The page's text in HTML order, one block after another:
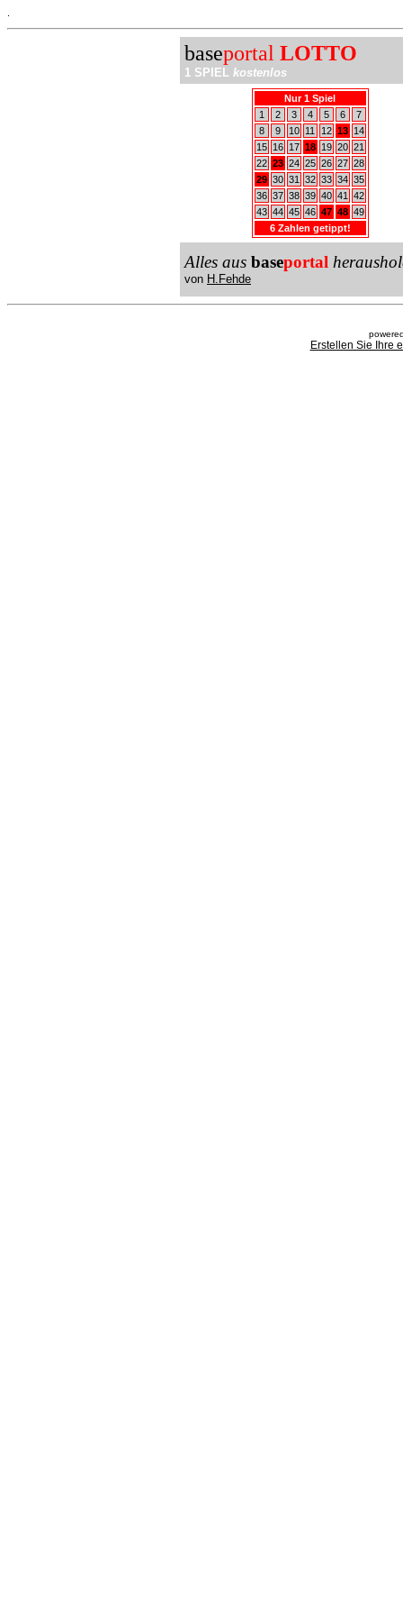
baseportal LOTTO
1 SPIEL kostenlos
Nur 1 Spiel
1
2 3 4 5 6
7
8
9 10 11 12 13
14
15
16 17 18 19 20 21
22 23 24 25 26 27 28
29 30 31 32 33 34 35
36 37 38 39 40 41
42
43 44 45 46 47 48 49
6 Zahlen getippt!
Alles aus baseportal
von H.Fehde
Erstellen Sie Ihre